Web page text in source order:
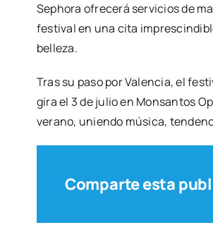
Sepho­ra ofre­ce­rá ser­vi­cios de
fes­ti­val en una cita
belle­za.
Tras su paso por Valen­cia, el
gira el 3 de julio en Mon­san­tos
verano, unien­do músi­ca,
Comparte esta